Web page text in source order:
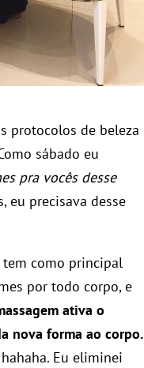
protocolos de beleza
sábado eu
pra vocês desse
eu precisava desse
tem como principal
por todo corpo, e
ativa o
nova forma ao corpo.
Eu eliminei